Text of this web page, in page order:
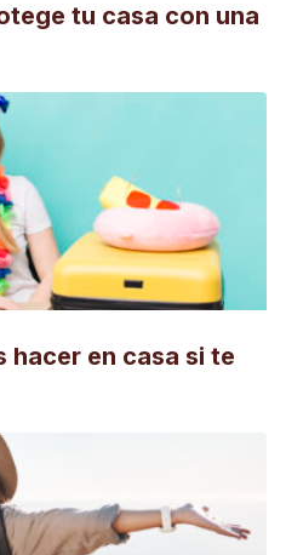
tu casa con una
hacer en casa si te